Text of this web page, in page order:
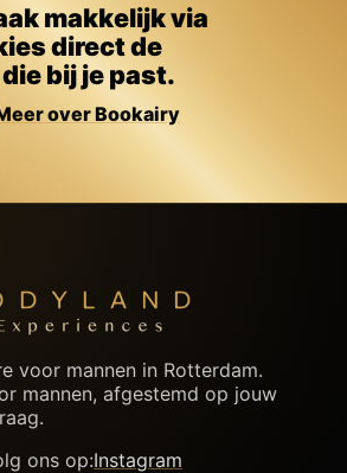
makkelijk via
direct de
bij je past.
over Bookairy
voor mannen in Rotterdam.
mannen, afgestemd op jouw
ons op:Instagram